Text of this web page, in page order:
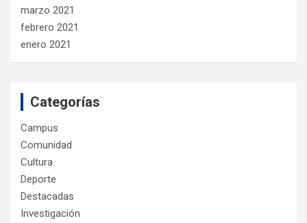
marzo 2021
febrero 2021
enero 2021
Categorías
Campus
Comunidad
Cultura
Deporte
Destacadas
Investigación